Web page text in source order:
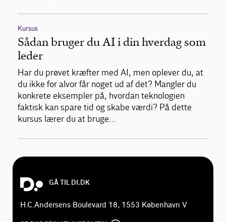
Kursus
Sådan bruger du AI i din hverdag som
leder
Har du prøvet kræfter med AI, men oplever du, at
du ikke for alvor får noget ud af det? Mangler du
konkrete eksempler på, hvordan teknologien
faktisk kan spare tid og skabe værdi? På dette
kursus lærer du at bruge…
GÅ TIL DI.DK
H.C.Andersens Boulevard 18, 1553 København V